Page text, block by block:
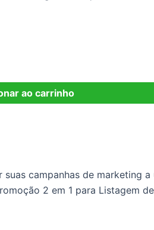
ao carrinho
campanhas de marketing
2 em 1 para Listagem